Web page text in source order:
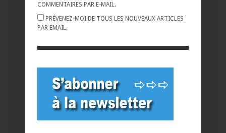
COMMENTAIRES PAR E-MAIL.
PRÉVENEZ-MOI DE TOUS LES NOUVEAUX ARTICLES
PAR EMAIL.